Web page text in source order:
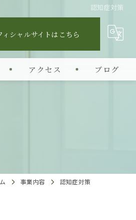
認知症対策
ィシャルサイトはこちら
アクセス ブログ
事業内容 認知症対策